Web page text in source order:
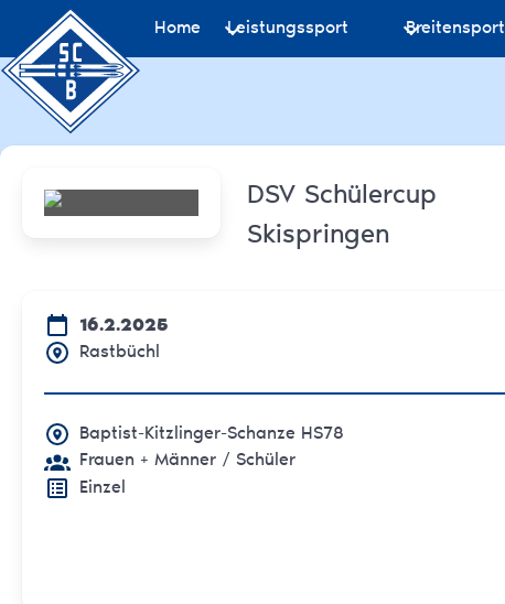
Home Leistungssport Breitensport
DSV Schülercup
Skispringen
16.2.2025
Rastbüchl
Baptist-Kitzlinger-Schanze HS78
Frauen + Männer / Schüler
Einzel